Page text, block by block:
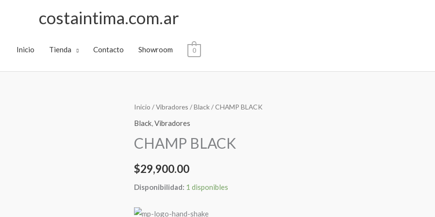
costaintima.com.ar
Inicio Tienda Contacto Showroom 0
Inicio /Vibradores /Black/ CHAMP BLACK
Black,Vibradores
CHAMP BLACK
$29,900.00
Disponibilidad: 1 disponibles
CHAMP
BLACK